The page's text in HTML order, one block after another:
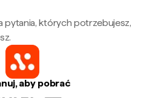
pytania, których potrzebujesz,
aby pobrać